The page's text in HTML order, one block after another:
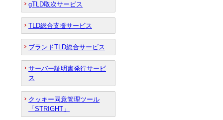
gTLD取次サービス
TLD総合支援サービス
ブランドTLD総合サービス
サーバー証明書発行サービ
ス
クッキー同意管理ツール
「STRIGHT」